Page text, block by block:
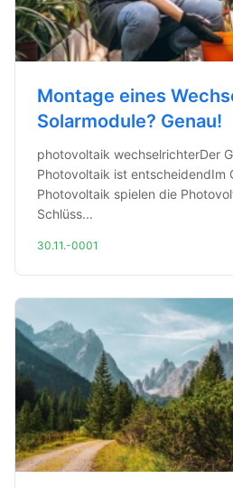
Montage eines
Solarmodule? Genau!
photovoltaik wechselrichterDer
Photovoltaik ist entscheidendIm
Photovoltaik spielen die
Schlüss...
30.11.-0001